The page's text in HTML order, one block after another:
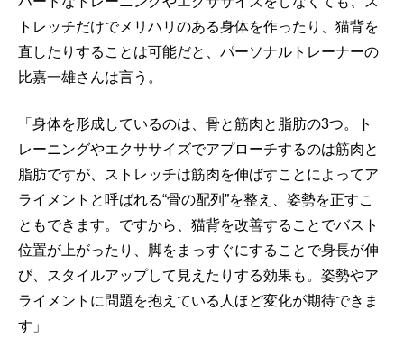
トレッチだけでメリハリのある身体を作ったり、猫背を
直したりすることは可能だと、パーソナルトレーナーの
比嘉一雄さんは言う。
「身体を形成しているのは、骨と筋肉と脂肪の3つ。ト
レーニングやエクササイズでアプローチするのは筋肉と
脂肪ですが、ストレッチは筋肉を伸ばすことによってア
ライメントと呼ばれる“骨の配列”を整え、姿勢を正すこ
ともできます。ですから、猫背を改善することでバスト
位置が上がったり、脚をまっすぐにすることで身長が伸
び、スタイルアップして見えたりする効果も。姿勢やア
ライメントに問題を抱えている人ほど変化が期待できま
す」